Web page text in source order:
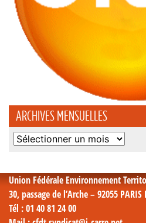
ARCHIVES MENSUELLES
Archives
Union Fédérale Environnement
30, passage de l’Arche – 92055 PARIS
Tél : 01 40 81 24 00